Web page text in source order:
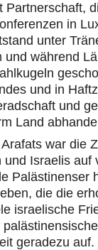
Partnerschaft,
in
unter
und während
und in
und
Land
war die
und Israelis
Palästinenser
die die
israelische
geradezu auf.